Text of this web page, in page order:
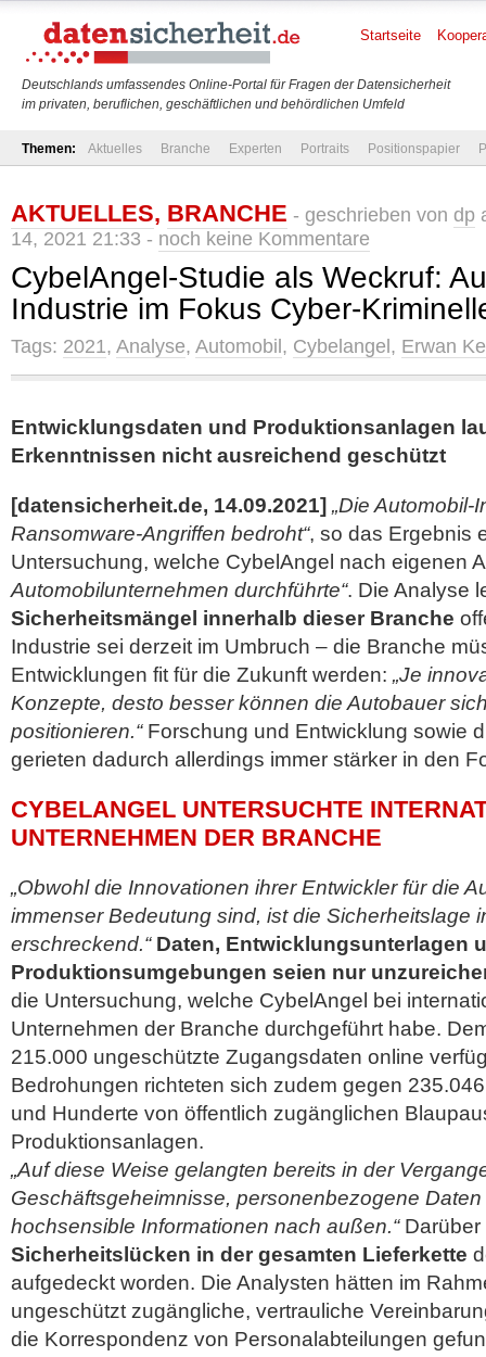
Deutschlands umfassendes Online-Portal für Fragen der Datensicherheit
im privaten, beruflichen, geschäftlichen und behördlichen Umfeld
Startseite
Themen: Aktuelles Branche Experten Portraits Positionspapier
AKTUELLES, BRANCHE - geschrieben von dp
14, 2021 21:33 - noch keine Kommentare
CybelAngel-Studie als Weckruf:
Industrie im Fokus Cyber-
Tags: 2021, Analyse, Automobil , Cybelangel , Erwan
Entwicklungsdaten und Produktionsanlagen
Erkenntnissen nicht ausreichend geschützt
[datensicherheit.de, 14.09.2021] „Die Automobil-
Ransomware-Angriffen bedroht“, so das Ergebnis
Untersuchung, welche CybelAngel nach eigenen
Automobilunternehmen durchführte“. Die Analyse
Sicherheitsmängel innerhalb dieser Branche
Industrie sei derzeit im Umbruch – die Branche
Entwicklungen fit für die Zukunft werden: „Je
Konzepte, desto besser können die Autobauer
positionieren.“Forschung und Entwicklung sowie
gerieten dadurch allerdings immer stärker in den
CYBELANGEL UNTERSUCHTE
UNTERNEHMEN DER BRANCHE
„Obwohl die Innovationen ihrer Entwickler für die
immenser Bedeutung sind, ist die Sicherheitslage
erschreckend.“ Daten, Entwicklungsunterlagen
Produktionsumgebungen seien nur
die Untersuchung, welche CybelAngel bei
Unternehmen der Branche durchgeführt habe.
215.000 ungeschützte Zugangsdaten online
Bedrohungen richteten sich zudem gegen
und Hunderte von öffentlich zugänglichen
Produktionsanlagen.
„Auf diese Weise gelangten bereits in der
Geschäftsgeheimnisse, personenbezogene
hochsensible Informationen nach außen.“Darüber
Sicherheitslücken in der gesamten Lieferkette
aufgedeckt worden. Die Analysten hätten im
ungeschützt zugängliche, vertrauliche
die Korrespondenz von Personalabteilungen